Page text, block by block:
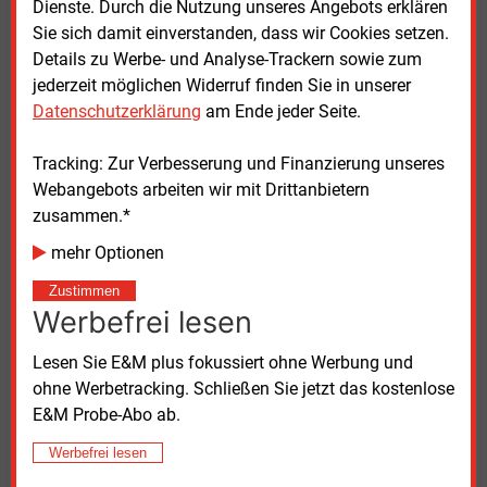
Dienste. Durch die Nutzung unseres Angebots erklären
Sie sich damit einverstanden, dass wir Cookies setzen.
Details zu Werbe- und Analyse-Trackern sowie zum
jederzeit möglichen Widerruf finden Sie in unserer
Datenschutzerklärung am Ende jeder Seite.
Tracking: Zur Verbesserung und Finanzierung unseres
Webangebots arbeiten wir mit Drittanbietern
zusammen.*
mehr Optionen
Zustimmen
Werbefrei lesen
Lesen Sie E&M plus fokussiert ohne Werbung und
ohne Werbetracking. Schließen Sie jetzt das kostenlose
E&M Probe-Abo ab.
Werbefrei lesen
Produkt- und Tarifportfolios systematisch analysiert
werden. Drittens müsse ein sogenanntes „Tarif-
Detoxing“ erfolgen, bei dem veraltete oder
redundante Tarife entfernt werden. Viertens gelte es,
auf Basis der Analyse ein optimales Produkt- und
digitale Lösungen einschließt. Fünftens folge eine
Impact-Analyse, um Kundenreaktionen,
organisatorische Anpassungen und IT-Bedarf
frühzeitig zu berücksichtigen und Risiken wie
Sonderkündigungen zu minimieren.
Bedenken bei Energieversorgern
„Wir spüren bei einigen Energieversorgern große
Bedenken, das bestehende Tarifportfolio in den
Sparten Strom und Gas umfassend zu verschlanken“,
schreibt Lisa Bartlett, Senior Managerin Energy